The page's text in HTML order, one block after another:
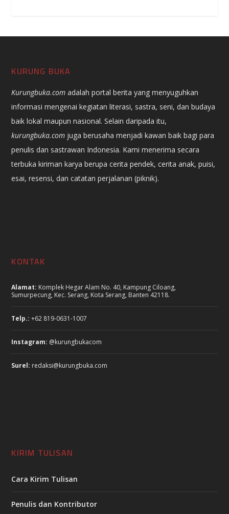
KURUNG BUKA
Kurungbuka.com adalah portal berita yang menyuguhkan
informasi mengenai kegiatan literasi, sastra, seni, dan budaya
baik lokal maupun nasional. Selain daripada itu,
kurungbuka.com juga berusaha menjadi kawan baik bagi para
penulis dan sastrawan Indonesia. Kami menerima secara
terbuka kiriman karya berupa cerita pendek, cerita anak, puisi,
esai, resensi, dan catatan perjalanan (piknik).
KONTAK
Alamat: Komplek Hegar Alam No. 40, Kampung Ciloang,
Sumurpecung, Kec. Serang, Kota Serang, Banten 42118.
Telp.: +62 819-0631-1007
Instagram: @kurungbukacom
Surel: redaksi@kurungbuka.com
KIRIM TULISAN
Cara Kirim Tulisan
Penulis dan Kontributor